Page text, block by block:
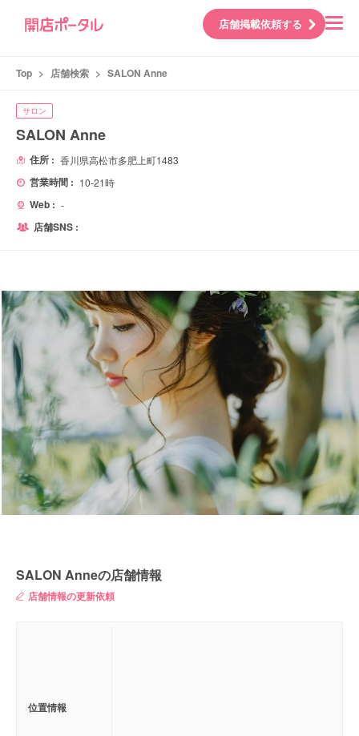
店舗掲載依頼する
Top > 店舗検索 > SALON Anne
サロン
SALON Anne
住所 : 香川県高松市多肥上町1483
営業時間 : 10-21時
Web : -
店舗SNS :
SALON Anneの店舗情報
店舗情報の更新依頼
位置情報